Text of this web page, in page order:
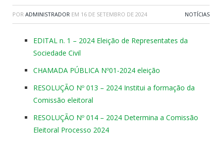
POR ADMINISTRADOR EM 16 DE SETEMBRO DE 2024 NOTÍCIAS
EDITAL n. 1 – 2024 Eleição de Representates da
Sociedade Civil
CHAMADA PÚBLICA Nº01-2024 eleição
RESOLUÇÃO Nº 013 – 2024 Institui a formação da
Comissão eleitoral
RESOLUÇÃO Nº 014 – 2024 Determina a Comissão
Eleitoral Processo 2024